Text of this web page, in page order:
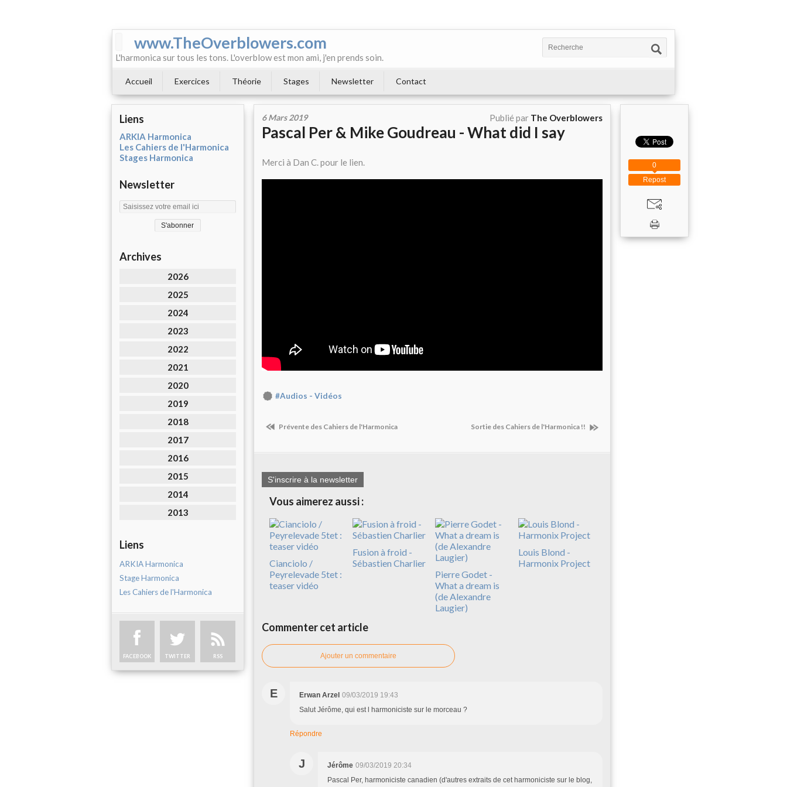
www.TheOverblowers.com
L'harmonica sur tous les tons. L'overblow est mon ami, j'en prends soin.
Accueil Exercices Théorie Stages Newsletter Contact
Liens
ARKIA Harmonica
Les Cahiers de l'Harmonica
Stages Harmonica
Newsletter
Archives
2026
2025
2024
2023
2022
2021
2020
2019
2018
2017
2016
2015
2014
2013
Liens
ARKIA Harmonica
Stage Harmonica
Les Cahiers de l'Harmonica
FACEBOOK TWITTER RSS
6 Mars 2019 Publié par The Overblowers
Pascal Per & Mike Goudreau - What did I say
Merci à Dan C. pour le lien.
#Audios - Vidéos
Prévente des Cahiers de l'Harmonica Sortie des Cahiers de l'Harmonica !!
S'inscrire à la newsletter
Vous aimerez aussi :
Cianciolo /
Peyrelevade 5tet :
teaser vidéo
Fusion à froid -
Sébastien Charlier
Pierre Godet -
What a dream is
(de Alexandre
Laugier)
Louis Blond -
Harmonix Project
Commenter cet article
Ajouter un commentaire
E Erwan Arzel 09/03/2019 19:43
Salut Jérôme, qui est l harmoniciste sur le morceau ?
Répondre
J Jérôme 09/03/2019 20:34
Pascal Per, harmoniciste canadien (d'autres extraits de cet harmoniciste sur le blog,
Repost
0